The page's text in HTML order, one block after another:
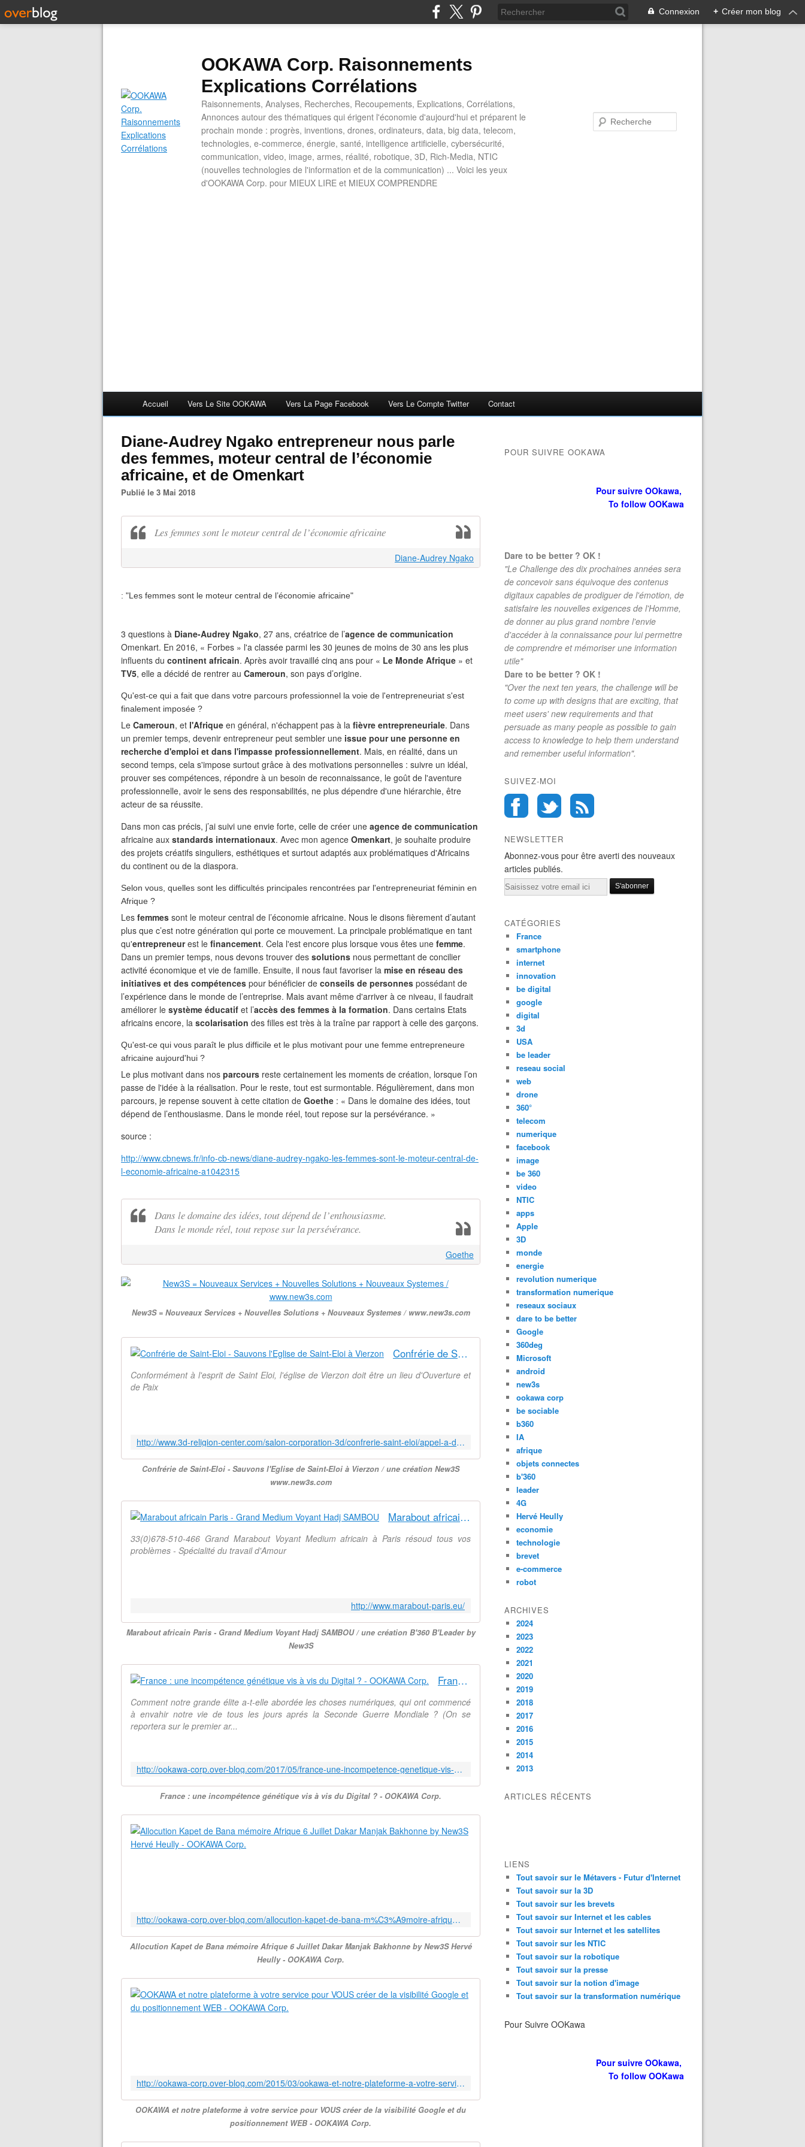
Connexion + Créer mon blog
OOKAWA Corp. Raisonnements
Explications Corrélations
Raisonnements, Analyses, Recherches, Recoupements, Explications, Corrélations,
Annonces autour des thématiques qui érigent l'économie d'aujourd'hui et préparent le
prochain monde : progrès, inventions, drones, ordinateurs, data, big data, telecom,
technologies, e-commerce, énergie, santé, intelligence artificielle, cybersécurité,
communication, video, image, armes, réalité, robotique, 3D, Rich-Media, NTIC
(nouvelles technologies de l'information et de la communication) ... Voici les yeux
d'OOKAWA Corp. pour MIEUX LIRE et MIEUX COMPRENDRE
Accueil Vers Le Site OOKAWA Vers La Page Facebook Vers Le Compte Twitter Contact
Diane-Audrey Ngako entrepreneur nous parle
des femmes, moteur central de l’économie
africaine, et de Omenkart
Publié le 3 Mai 2018
Les femmes sont le moteur central de l’économie africaine
Diane-Audrey Ngako
: "Les femmes sont le moteur central de l’économie africaine"
3 questions à Diane-Audrey Ngako, 27 ans, créatrice de l’agence de communication
Omenkart. En 2016, « Forbes » l'a classée parmi les 30 jeunes de moins de 30 ans les plus
influents du continent africain. Après avoir travaillé cinq ans pour « Le Monde Afrique » et
TV5, elle a décidé de rentrer au Cameroun, son pays d’origine.
Qu'est-ce qui a fait que dans votre parcours professionnel la voie de l'entrepreneuriat s'est
finalement imposée ?
Le Cameroun, et l'Afrique en général, n'échappent pas à la fièvre entrepreneuriale. Dans
un premier temps, devenir entrepreneur peut sembler une issue pour une personne en
recherche d'emploi et dans l'impasse professionnellement. Mais, en réalité, dans un
second temps, cela s'impose surtout grâce à des motivations personnelles : suivre un idéal,
prouver ses compétences, répondre à un besoin de reconnaissance, le goût de l'aventure
professionnelle, avoir le sens des responsabilités, ne plus dépendre d'une hiérarchie, être
acteur de sa réussite.
Dans mon cas précis, j’ai suivi une envie forte, celle de créer une agence de communication
africaine aux standards internationaux. Avec mon agence Omenkart, je souhaite produire
des projets créatifs singuliers, esthétiques et surtout adaptés aux problématiques d'Africains
du continent ou de la diaspora.
Selon vous, quelles sont les difficultés principales rencontrées par l'entrepreneuriat féminin en
Afrique ?
Les femmes sont le moteur central de l’économie africaine. Nous le disons fièrement d’autant
plus que c’est notre génération qui porte ce mouvement. La principale problématique en tant
qu'entrepreneurest le financement. Cela l'est encore plus lorsque vous êtes une femme.
Dans un premier temps, nous devons trouver des solutions nous permettant de concilier
activité économique et vie de famille. Ensuite, il nous faut favoriser la mise en réseau des
initiatives et des compétences pour bénéficier de conseils de personnes possédant de
l’expérience dans le monde de l’entreprise. Mais avant même d'arriver à ce niveau, il faudrait
améliorer le système éducatif et l’accès des femmes à la formation. Dans certains Etats
africains encore, la scolarisation des filles est très à la traîne par rapport à celle des garçons.
Qu'est-ce qui vous paraît le plus difficile et le plus motivant pour une femme entrepreneure
africaine aujourd'hui ?
Le plus motivant dans nos parcours reste certainement les moments de création, lorsque l’on
passe de l'idée à la réalisation. Pour le reste, tout est surmontable. Régulièrement, dans mon
parcours, je repense souvent à cette citation de Goethe : « Dans le domaine des idées, tout
dépend de l’enthousiasme. Dans le monde réel, tout repose sur la persévérance. »
source :
http://www.cbnews.fr/info-cb-news/diane-audrey-ngako-les-femmes-sont-le-moteur-central-de-
l-economie-africaine-a1042315
Dans le domaine des idées, tout dépend de l’enthousiasme.
Dans le monde réel, tout repose sur la persévérance.
Goethe
New3S = Nouveaux Services + Nouvelles Solutions + Nouveaux Systemes / www.new3s.com
Confrérie de Saint-Eloi - Sauvons l'Eglise de Saint-Eloi à Vierzon
Conformément à l'esprit de Saint Eloi, l'église de Vierzon doit être un lieu d'Ouverture et
de Paix
http://www.3d-religion-center.com/salon-corporation-3d/confrerie-saint-eloi/appel-a-don-vierzon-eglise-musulman-chretien-defiscalisation-papaute-diocese-presse.html
Confrérie de Saint-Eloi - Sauvons l'Eglise de Saint-Eloi à Vierzon / une création New3S
www.new3s.com
Marabout africain Paris - Grand Medium Voyant Hadj SAMBOU
33(0)678-510-466 Grand Marabout Voyant Medium africain à Paris résoud tous vos
problèmes - Spécialité du travail d'Amour
http://www.marabout-paris.eu/
Marabout africain Paris - Grand Medium Voyant Hadj SAMBOU / une création B'360 B'Leader by
New3S
France : une incompétence génétique vis à vis du Digital ? - OOKAWA Corp.
Comment notre grande élite a-t-elle abordée les choses numériques, qui ont commencé
à envahir notre vie de tous les jours aprés la Seconde Guerre Mondiale ? (On se
reportera sur le premier ar...
http://ookawa-corp.over-blog.com/2017/05/france-une-incompetence-genetique-vis-a-vis-du-digital.html
France : une incompétence génétique vis à vis du Digital ? - OOKAWA Corp.
t
u
http://ookawa-corp.over-blog.com/allocution-kapet-de-bana-m%C3%A9moire-afrique-6-juillet-dakar-manjak-bakhonne-by-new3s-herv%C3%A9-heully
Allocution Kapet de Bana mémoire Afrique 6 Juillet Dakar Manjak Bakhonne by New3S Hervé
Heully - OOKAWA Corp.
OOKAWA et notre plateforme à votre service pour VOUS créer de la
r
http://ookawa-corp.over-blog.com/2015/03/ookawa-et-notre-plateforme-a-votre-service-pour-vous-creer-de-la-visibilite-google-et-du-positionnement-web.html
OOKAWA et notre plateforme à votre service pour VOUS créer de la visibilité Google et du
positionnement WEB - OOKAWA Corp.
POUR SUIVRE OOKAWA
Pour suivre OOkawa,
To follow OOKawa
Dare to be better ? OK !
"Le Challenge des dix prochaines années sera
de concevoir sans équivoque des contenus
digitaux capables de prodiguer de l'émotion, de
satisfaire les nouvelles exigences de l'Homme,
de donner au plus grand nombre l'envie
d'accéder à la connaissance pour lui permettre
de comprendre et mémoriser une information
utile"
Dare to be better ? OK !
"Over the next ten years, the challenge will be
to come up with designs that are exciting, that
meet users' new requirements and that
persuade as many people as possible to gain
access to knowledge to help them understand
and remember useful information".
SUIVEZ-MOI
NEWSLETTER
Abonnez-vous pour être averti des nouveaux
articles publiés.
Email
CATÉGORIES
France
smartphone
internet
innovation
be digital
google
digital
3d
USA
be leader
reseau social
web
drone
360°
telecom
numerique
facebook
image
be 360
video
NTIC
apps
Apple
3D
monde
energie
revolution numerique
transformation numerique
reseaux sociaux
dare to be better
Google
360deg
Microsoft
android
new3s
ookawa corp
be sociable
b360
IA
afrique
objets connectes
b'360
leader
4G
Hervé Heully
economie
technologie
brevet
e-commerce
robot
ARCHIVES
2024
2023
2022
2021
2020
2019
2018
2017
2016
2015
2014
2013
ARTICLES RÉCENTS
LIENS
Tout savoir sur le Métavers - Futur d'Internet
Tout savoir sur la 3D
Tout savoir sur les brevets
Tout savoir sur Internet et les cables
Tout savoir sur Internet et les satellites
Tout savoir sur les NTIC
Tout savoir sur la robotique
Tout savoir sur la presse
Tout savoir sur la notion d'image
Tout savoir sur la transformation numérique
Pour Suivre OOKawa
Pour suivre OOkawa,
To follow OOKawa